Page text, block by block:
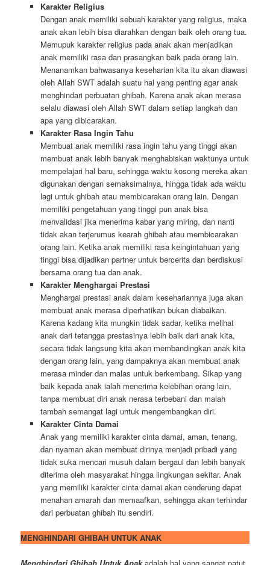
Karakter Religius
Dengan anak memiliki sebuah karakter yang religius, maka
anak akan lebih bisa diarahkan dengan baik oleh orang tua.
Memupuk karakter religius pada anak akan menjadikan
anak memiliki rasa dan prasangkan baik pada orang lain.
Menanamkan bahwasanya keseharian kita itu akan diawasi
oleh Allah SWT adalah suatu hal yang penting agar anak
menghindari perbuatan ghibah. Karena anak akan merasa
selalu diawasi oleh Allah SWT dalam setiap langkah dan
apa yang dibicarakan.
Karakter Rasa Ingin Tahu
Membuat anak memiliki rasa ingin tahu yang tinggi akan
membuat anak lebih banyak menghabiskan waktunya untuk
mempelajari hal baru, sehingga waktu kosong mereka akan
digunakan dengan semaksimalnya, hingga tidak ada waktu
lagi untuk ghibah atau membicarakan orang lain. Dengan
memiliki pengetahuan yang tinggi pun anak bisa
menvalidasi jika menerima kabar yang miring, dan nanti
tidak akan terjerumus kearah ghibah atau membicarakan
orang lain. Ketika anak memiliki rasa keingintahuan yang
tinggi bisa dijadikan partner untuk bercerita dan berdiskusi
bersama orang tua dan anak.
Karakter Menghargai Prestasi
Menghargai prestasi anak dalam kesehariannya juga akan
membuat anak merasa diperhatikan bukan diabaikan.
Karena kadang kita mungkin tidak sadar, ketika melihat
anak dari tetangga prestasinya lebih baik dari anak kita,
secara tidak langsung kita akan membandingkan anak kita
dengan orang lain, yang dampaknya akan membuat anak
merasa minder dan malas untuk berkembang. Sikap yang
baik kepada anak ialah menerima kelebihan orang lain,
tanpa membuat diri anak nerasa terbebani dan malah
tambah semangat lagi untuk mengembangkan diri.
Karakter Cinta Damai
Anak yang memiliki karakter cinta damai, aman, tenang,
dan nyaman akan membuat dirinya menjadi pribadi yang
tidak suka mencari musuh dalam bergaul dan lebih banyak
diterima oleh masyarakat hingga lingkungan sekitar. Anak
yang memiliki karakter cinta damai akan cenderung dapat
menahan amarah dan memaafkan, sehingga akan terhindar
dari perbuatan ghibah itu sendiri.
MENGHINDARI GHIBAH UNTUK ANAK